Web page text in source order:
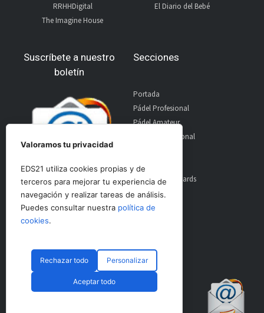
RRHHDigital
The Imagine House
El Diario del Bebé
Suscríbete a nuestro
boletín
Secciones
Portada
Pádel Profesional
Pádel Amateur
Pádel Internacional
Material
World Padel Awards
Contacto
Publicidad
© CopyRight 2024 PadelSpain
Valoramos tu privacidad
EDS21 utiliza cookies propias y de
terceros para mejorar tu experiencia de
navegación y realizar tareas de análisis.
Puedes consultar nuestra política de
cookies.
Rechazar todo Personalizar
Aceptar todo